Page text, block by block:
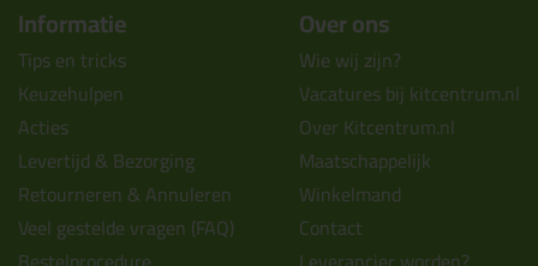
Informatie
Tips en tricks
Keuzehulpen
Acties
Levertijd & Bezorging
Retourneren & Annuleren
Veel gestelde vragen (FAQ)
Over ons
Wie wij zijn?
Vacatures bij kitcentrum.nl
Over Kitcentrum.nl
Maatschappelijk
Winkelmand
Contact